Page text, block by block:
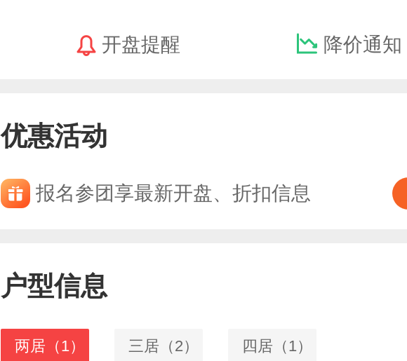
开盘提醒 降价通知
优惠活动
报名参团享最新开盘、折扣信息
户型信息
两居（1） 三居（2） 四居（1）